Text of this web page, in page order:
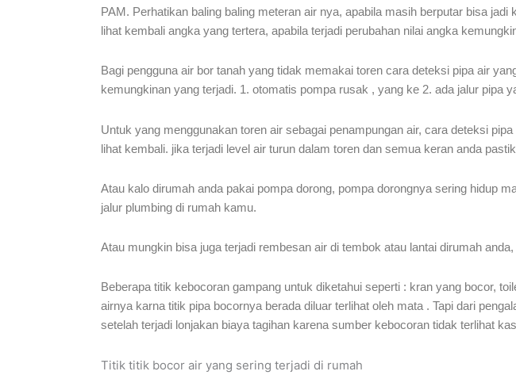
PAM. Perhatikan baling baling meteran air nya, apabila masih berputar bisa
lihat kembali angka yang tertera, apabila terjadi perubahan nilai angka
Bagi pengguna air bor tanah yang tidak memakai toren cara deteksi pipa air
kemungkinan yang terjadi. 1. otomatis pompa rusak , yang ke 2. ada jalur pipa
Untuk yang menggunakan toren air sebagai penampungan air, cara deteksi
lihat kembali. jika terjadi level air turun dalam toren dan semua keran anda
Atau kalo dirumah anda pakai pompa dorong, pompa dorongnya sering hidup
jalur plumbing di rumah kamu.
Atau mungkin bisa juga terjadi rembesan air di tembok atau lantai dirumah
Beberapa titik kebocoran gampang untuk diketahui seperti : kran yang bocor,
airnya karna titik pipa bocornya berada diluar terlihat oleh mata . Tapi dari
setelah terjadi lonjakan biaya tagihan karena sumber kebocoran tidak terlihat
Titik titik bocor air yang sering terjadi di rumah